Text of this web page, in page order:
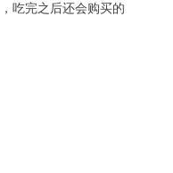
吃完之后还会购买的